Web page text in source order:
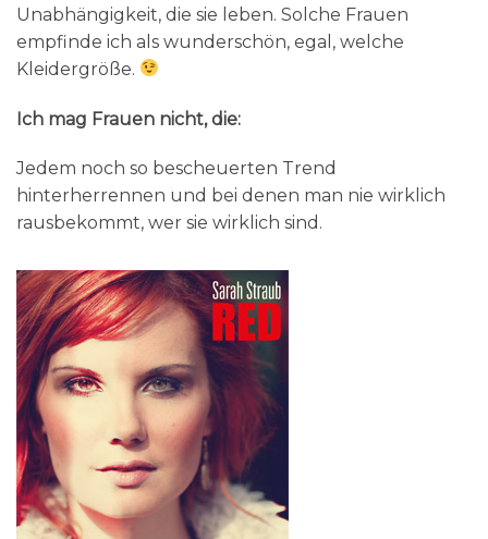
Unabhängigkeit, die sie leben. Solche Frauen
empfinde ich als wunderschön, egal, welche
Kleidergröße.
Ich mag Frauen nicht, die:
Jedem noch so bescheuerten Trend
hinterherrennen und bei denen man nie wirklich
rausbekommt, wer sie wirklich sind.